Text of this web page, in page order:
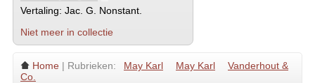
Vertaling: Jac. G. Nonstant.
Niet meer in collectie
Home | Rubrieken: May Karl May Karl
Vanderhout &
Co.